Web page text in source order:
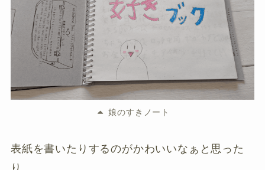
娘のすきノート
表紙を書いたりするのがかわいいなぁと思った